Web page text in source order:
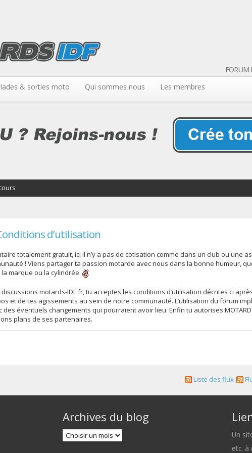
FORUM
& sorties moto Qui sommes nous Les membres
d’utilisation
totalement gratuit, ici il n’y a pas de cotisation comme dans un club ou une
! Viens partager ta passion motarde avec nous dans la bonne humeur,
marque ou la cylindrée
motards-IDF.fr, tu acceptes les conditions d’utilisation décrites ci
et de tes agissements au sein de notre communauté. L’utilisation du forum
éventuels changements qui pourraient avoir lieu. Enfin tu autorises
plans de ses partenaires.
Liste des flux
Archives du blog
Un
etc. à